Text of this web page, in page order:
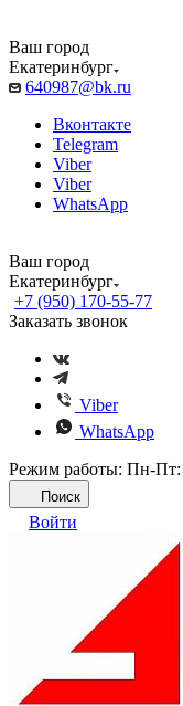
Ваш город
Екатеринбург
640987@bk.ru
Вконтакте
Telegram
Viber
Viber
WhatsApp
Ваш город
Екатеринбург
+7 (950) 170-55-77
Заказать звонок
Viber
WhatsApp
Режим работы: Пн-Пт:
Поиск
Войти